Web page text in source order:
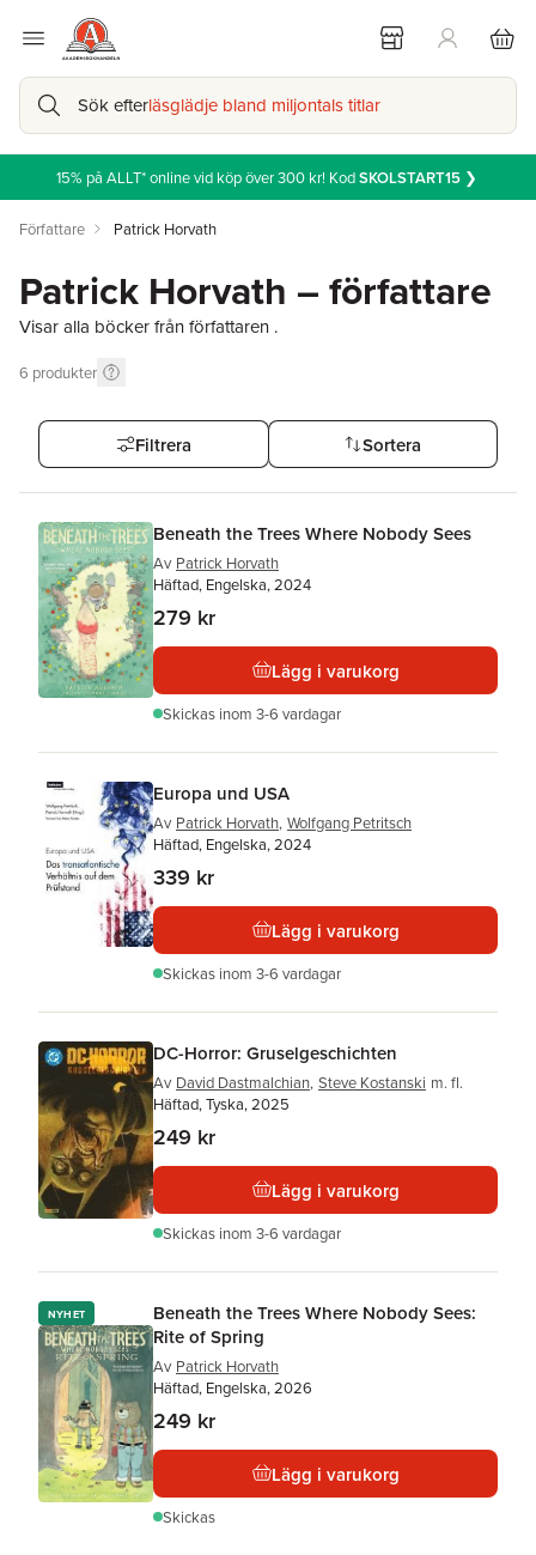
Sök efterläsglädje bland miljontals titlar
15% på ALLT* online vid köp över 300 kr! KodSKOLSTART15❯
Författare Patrick Horvath
Patrick Horvath – författare
Visar alla böcker från författaren .
6 produkter
Filtrera Sortera
Beneath the Trees Where Nobody Sees
Av Patrick Horvath
Häftad, Engelska, 2024
279 kr
Lägg i varukorg
Skickas inom 3-6 vardagar
Europa und USA
Av Patrick Horvath, Wolfgang Petritsch
Häftad, Engelska, 2024
339 kr
Lägg i varukorg
Skickas inom 3-6 vardagar
DC-Horror: Gruselgeschichten
Av David Dastmalchian, Steve Kostanski m. fl.
Häftad, Tyska, 2025
249 kr
Lägg i varukorg
Skickas inom 3-6 vardagar
NYHET
Beneath the Trees Where Nobody Sees:
Rite of Spring
Av Patrick Horvath
Häftad, Engelska, 2026
249 kr
Lägg i varukorg
Skickas